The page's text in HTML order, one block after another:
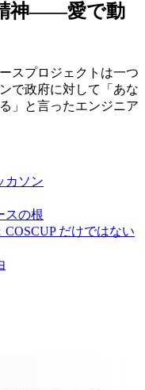
神——愛で動
スプロジェクトは一つ
で政府に対して「あな
」と言ったエンジニア
カソン
スの根
だけではない